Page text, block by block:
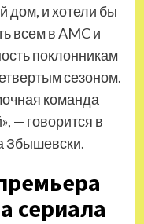
дом, и хотели бы
всем в AMC и
поклонникам
сезоном.
команда
— говорится в
Збышевски.
сериала